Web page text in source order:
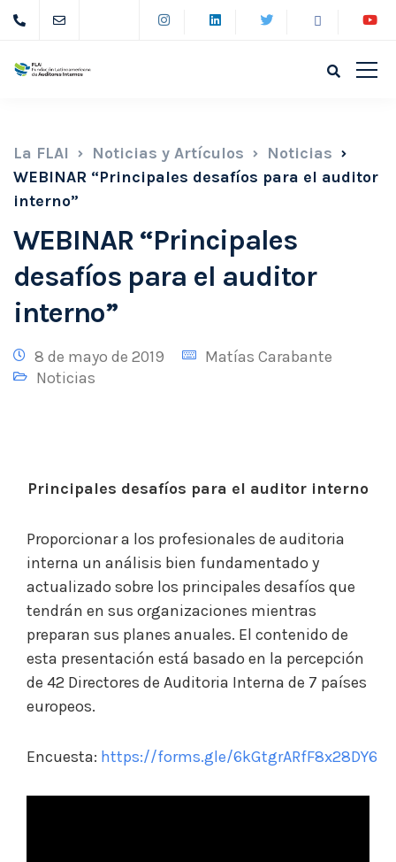
La FLAI Noticias y Artículos
Noticias
WEBINAR “Principales desafíos para el auditor
interno”
WEBINAR “Principales
desafíos para el auditor
interno”
8 de mayo de 2019
Matías Carabante
Noticias
Principales desafíos para el auditor interno
Proporcionar a los profesionales de auditoria
interna un análisis bien fundamentado y
actualizado sobre los principales desafíos que
tendrán en sus organizaciones mientras
preparan sus planes anuales. El contenido de
esta presentación está basado en la percepción
de 42 Directores de Auditoria Interna de 7 países
europeos.
Encuesta: https://forms.gle/6kGtgrARfF8x28DY6